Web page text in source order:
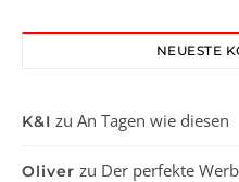
NEUESTE
K&I zu An Tagen wie diesen
Oliver zu Der perfekte